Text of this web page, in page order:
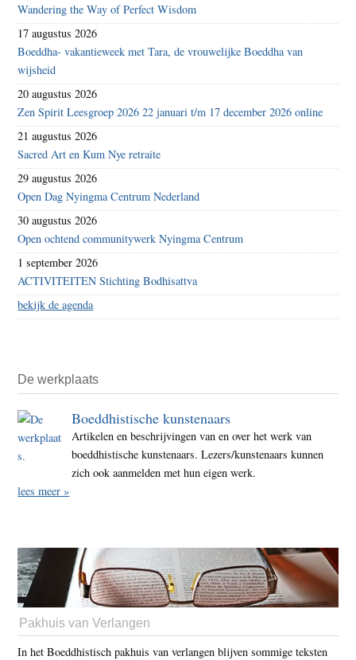
Wandering the Way of Perfect Wisdom
17 augustus 2026
Boeddha- vakantieweek met Tara, de vrouwelijke Boeddha van
wijsheid
20 augustus 2026
Zen Spirit Leesgroep 2026 22 januari t/m 17 december 2026 online
21 augustus 2026
Sacred Art en Kum Nye retraite
29 augustus 2026
Open Dag Nyingma Centrum Nederland
30 augustus 2026
Open ochtend communitywerk Nyingma Centrum
1 september 2026
ACTIVITEITEN Stichting Bodhisattva
bekijk de agenda
De werkplaats
Boeddhistische kunstenaars
Artikelen en beschrijvingen van en over het werk van
boeddhistische kunstenaars. Lezers/kunstenaars kunnen
zich ook aanmelden met hun eigen werk.
lees meer »
Pakhuis van Verlangen
In het Boeddhistisch pakhuis van verlangen blijven sommige teksten